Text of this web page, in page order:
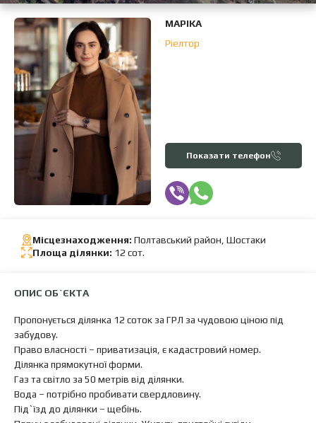
МАРІКА
Ріелтор
Показати телефон
Місцезнаходження: Полтавський район, Шостаки
Площа ділянки: 12 сот.
ОПИС ОБ`ЄКТА
Пропонується ділянка 12 соток за ГРЛ за чудовою ціною під
забудову.
Право власності – приватизація, є кадастровий номер.
Ділянка прямокутної форми.
Газ та світло за 50 метрів від ділянки.
Вода – потрібно пробивати свердловину.
Під`їзд до ділянки – щебінь.